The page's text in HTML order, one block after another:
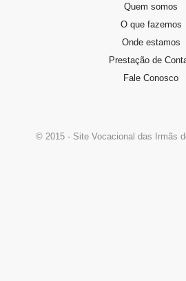
Se você sente o chamado de…
Quem somos
O que fazemos
Onde estamos
Prestação de
Fale Conosco
© 2015 - Site Vocacional das Irmãs